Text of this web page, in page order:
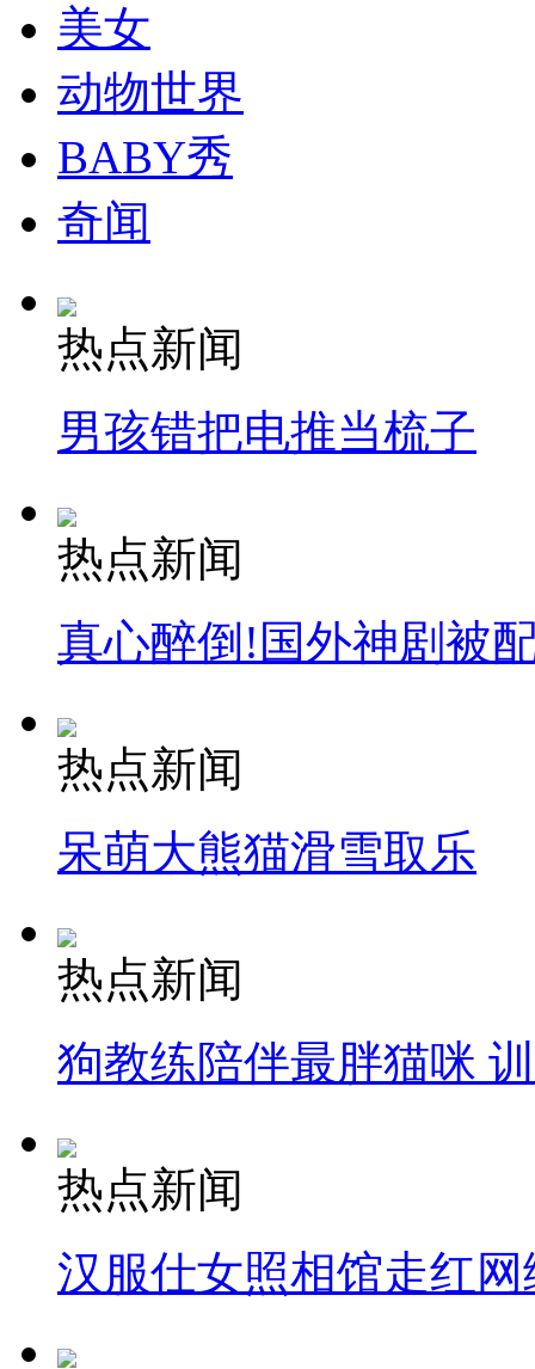
消防员救轻生者
纽约上演“枕头大战”
美女
动物世界
BABY秀
奇闻
热点新闻
男孩错把电推当梳子
热点新闻
真心醉倒!国外神剧被
热点新闻
呆萌大熊猫滑雪取乐
热点新闻
狗教练陪伴最胖猫咪
热点新闻
汉服仕女照相馆走红网